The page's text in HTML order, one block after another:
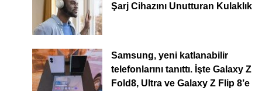
Şarj Cihazını Unutturan Kulaklık
Samsung, yeni katlanabilir
telefonlarını tanıttı. İşte Galaxy Z
Fold8, Ultra ve Galaxy Z Flip 8’e